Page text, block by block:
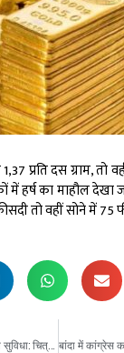
प्रति दस ग्राम, तो
में हर्ष का माहौल देखा
तो वहीं सोने में 75